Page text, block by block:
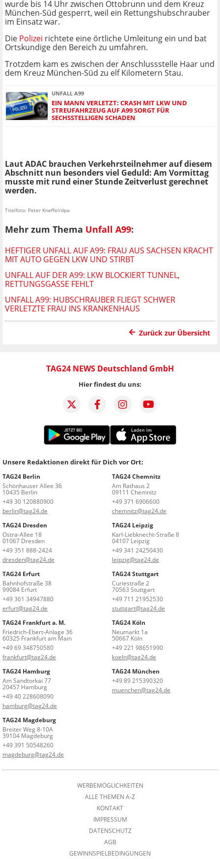
wurde bis 14 Uhr zwischen Ottobrunn und dem Kreuz
München-Süd gesperrt, weil ein Rettungshubschrauber
im Einsatz war.
Die Polizei richtete eine örtliche Umleitung ein und bat
Ortskundige den Bereich zu umfahren.
Trotzdem kam es zwischen der Anschlussstelle Haar und
dem Kreuz München-Süd zu elf Kilometern Stau.
UNFALL A99
EIN MANN VERLETZT: CRASH MIT LKW UND
STREUFAHRZEUG AUF A99 SORGT FÜR
SECHSSTELLIGEN SCHADEN
Laut ADAC brauchen Verkehrsteilnehmer auf diesem
Abschnitt nun besonders viel Geduld: Am Vormittag
musste mit rund einer Stunde Zeitverlust gerechnet
werden.
Titelfoto: Peter Kneffel/dpa
Mehr zum Thema Unfall A99:
HEFTIGER UNFALL AUF A99: FRAU AUS SACHSEN KRACHT
MIT AUTO GEGEN LKW UND STIRBT
UNFALL AUF DER A99: LKW BLOCKIERT TUNNEL,
RETTUNGSGASSE FEHLT
UNFALL A99: HUBSCHRAUBER FLIEGT SCHWER
VERLETZTE FRAU INS KRANKENHAUS
Zurück zur Übersicht
TAG24 NEWS Deutschland GmbH
Hier findest du uns:
Unsere Redaktionen direkt für Dich vor Ort:
TAG24 Berlin
Schönhauser Allee 36
10435 Berlin
+49 30 120880900
berlin@tag24.de
TAG24 Chemnitz
Am Rathaus 2
09111 Chemnitz
+49 371 6906600
chemnitz@tag24.de
TAG24 Dresden
Ostra-Allee 18
01067 Dresden
+49 351 888-2424
dresden@tag24.de
TAG24 Leipzig
Karl-Liebknecht-Straße 8
04107 Leipzig
+49 341 24250430
leipzig@tag24.de
TAG24 Erfurt
Bahnhofstraße 38
99084 Erfurt
+49 361 34947880
erfurt@tag24.de
TAG24 Stuttgart
Curiestraße 2
70563 Stuttgart
+49 711 21952530
stuttgart@tag24.de
TAG24 Frankfurt a. M.
Friedrich-Ebert-Anlage 36
60325 Frankfurt am Main
+49 69 348750580
frankfurt@tag24.de
TAG24 Köln
Neumarkt 1a
50667 Köln
+49 221 98651990
koeln@tag24.de
TAG24 Hamburg
Am Sandtorkai 77
20457 Hamburg
+49 40 228608090
hamburg@tag24.de
TAG24 München
+49 89 215390320
muenchen@tag24.de
TAG24 Magdeburg
Breiter Weg 8-10A
39104 Magdeburg
+49 391 50548260
magdeburg@tag24.de
WERBEMÖGLICHKEITEN
ALLE THEMEN A-Z
KONTAKT
IMPRESSUM
DATENSCHUTZ
AGB
GEWINNSPIELBEDINGUNGEN